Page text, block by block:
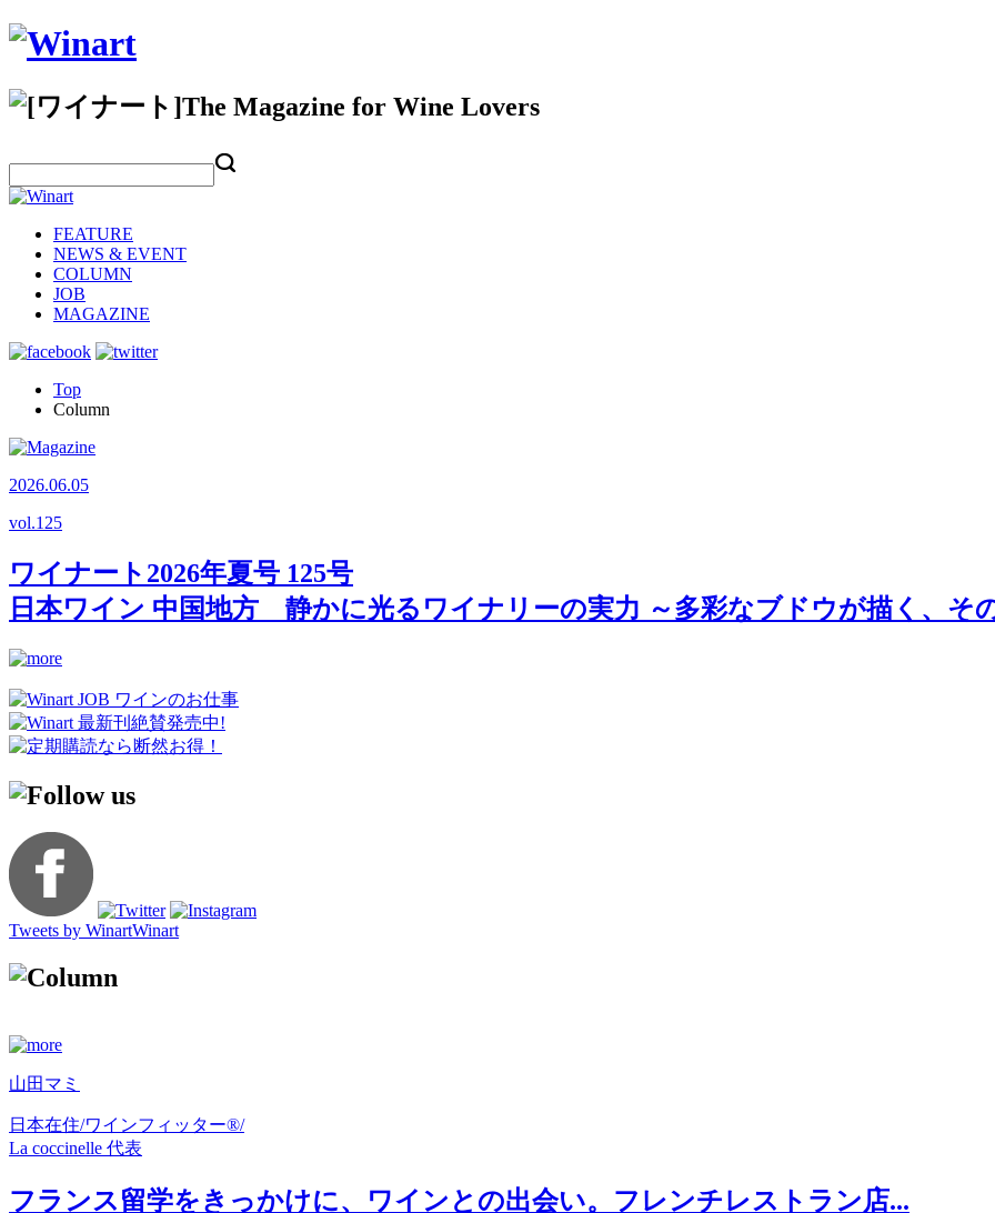
FEATURE
NEWS & EVENT
COLUMN
JOB
MAGAZINE
Top
Column
2026.06.05
vol.125
ワイナート2026年夏号 125号
日本ワイン 中国地方 静かに光るワイナリーの実力 ～多彩なブドウが描く、そ
Tweets by WinartWinart
山田マミ
日本在住/ワインフィッター®/
La coccinelle 代表
フランス留学をきっかけに、ワインとの出会い。フレンチレストラン店...